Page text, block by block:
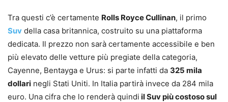
Tra questi c’è certamente Rolls Royce Cullinan, il primo
Suv della casa britannica, costruito su una piattaforma
dedicata. Il prezzo non sarà certamente accessibile e ben
più elevato delle vetture più pregiate della categoria,
Cayenne, Bentayga e Urus: si parte infatti da 325 mila
dollari negli Stati Uniti. In Italia partirà invece da 284 mila
euro. Una cifra che lo renderà quindi il Suv più costoso sul